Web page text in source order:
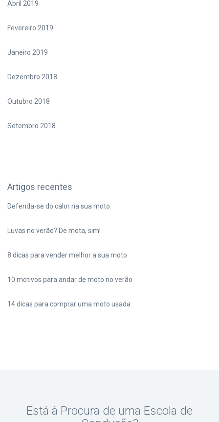
Abril 2019
Fevereiro 2019
Janeiro 2019
Dezembro 2018
Outubro 2018
Setembro 2018
Artigos recentes
Defenda-se do calor na sua moto
Luvas no verão? De mota, sim!
8 dicas para vender melhor a sua moto
10 motivos para andar de moto no verão
14 dicas para comprar uma moto usada
Está à Procura de uma Escola de